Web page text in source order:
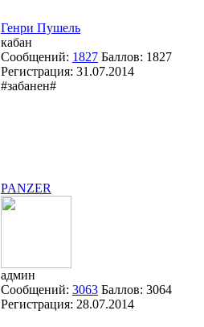
Генри Пушель
кабан
Сообщений: 1827 Баллов: 1827
Регистрация: 31.07.2014
#забанен#
PANZER
админ
Сообщений: 3063 Баллов: 3064
Регистрация: 28.07.2014